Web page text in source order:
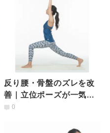
反り腰・骨盤のズレを改
善｜立位ポーズが一気に
楽になるポイントは
0